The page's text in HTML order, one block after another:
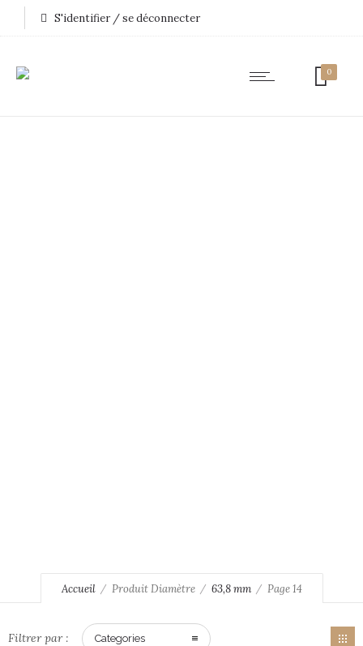
S'identifier / se déconnecter
0
Accueil Produit Diamètre 63,8 mm Page 14
Filtrer par : Categories